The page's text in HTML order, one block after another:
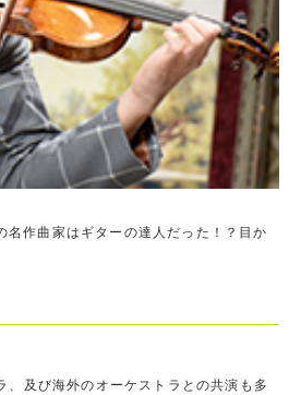
作曲家はギターの達人だった！？目か
及び海外のオーケストラとの共演も多